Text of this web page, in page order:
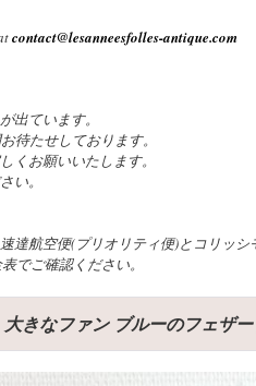
contact@lesanneesfolles-antique.com
出ています。
待たせしております。
くお願いいたします。
い。
達航空便(プリオリティ便)とコリッシ
でご確認ください。
きなファン ブルーのフェザー